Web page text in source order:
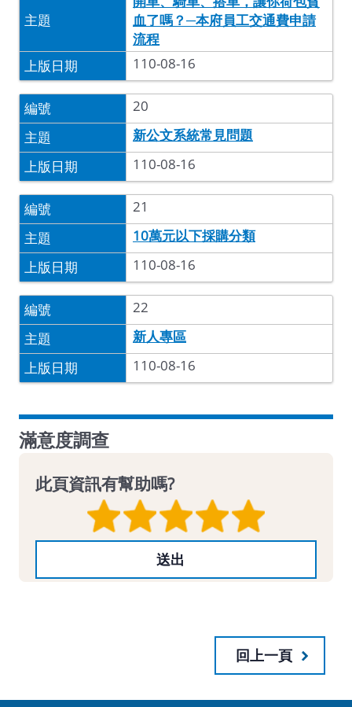
血了嗎？─本府員工交通費申請
流程
110-08-16
20
新公文系統常見問題
110-08-16
21
10萬元以下採購分類
110-08-16
22
新人專區
110-08-16
滿意度調查
此頁資訊有幫助嗎?
回上一頁